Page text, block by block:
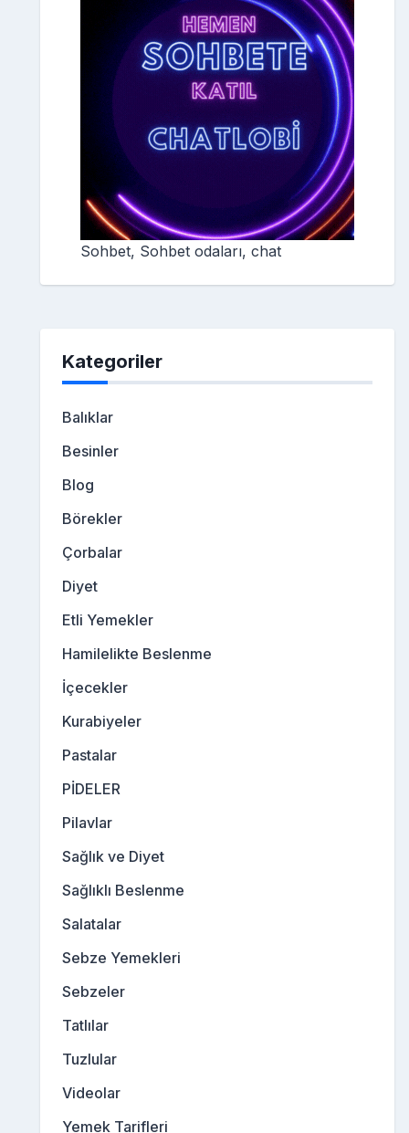
Sohbet, Sohbet odaları, chat
Kategoriler
Balıklar
Besinler
Blog
Börekler
Çorbalar
Diyet
Etli Yemekler
Hamilelikte Beslenme
İçecekler
Kurabiyeler
Pastalar
PİDELER
Pilavlar
Sağlık ve Diyet
Sağlıklı Beslenme
Salatalar
Sebze Yemekleri
Sebzeler
Tatlılar
Tuzlular
Videolar
Yemek Tarifleri